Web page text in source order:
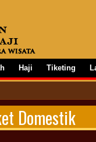
Haji Tiketing
Domestik